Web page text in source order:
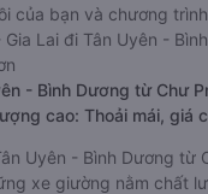
của bạn và chương
Lai đi Tân Uyên -
- Bình Dương từ Chư
cao: Thoải mái, giá
Uyên - Bình Dương từ
xe giường nằm chất